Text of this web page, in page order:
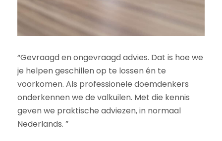
“Gevraagd en ongevraagd advies. Dat is hoe we
je helpen geschillen op te lossen én te
voorkomen. Als professionele doemdenkers
onderkennen we de valkuilen. Met die kennis
geven we praktische adviezen, in normaal
Nederlands. ”